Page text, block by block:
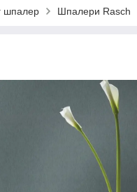
шпалер Шпалери Rasch